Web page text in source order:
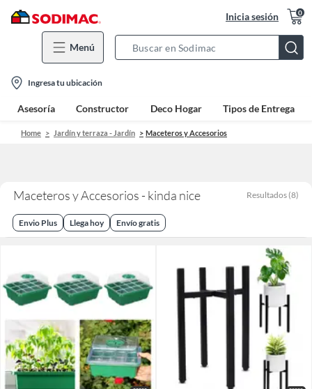
Inicia sesión 0
Menú
Bar
location-
icon
Ingresa tu ubicación
Asesoría Constructor Deco Hogar Tipos de Entrega
Home Jardín y terraza - Jardín Maceteros y Accesorios
Maceteros y Accesorios - kinda nice Resultados (8)
Envio Plus Llega hoy Envío gratis